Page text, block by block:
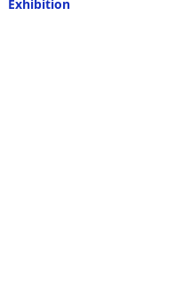
Exhibition